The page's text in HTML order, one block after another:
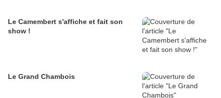
Le Camembert s'affiche et fait son
show !
Le Grand Chambois